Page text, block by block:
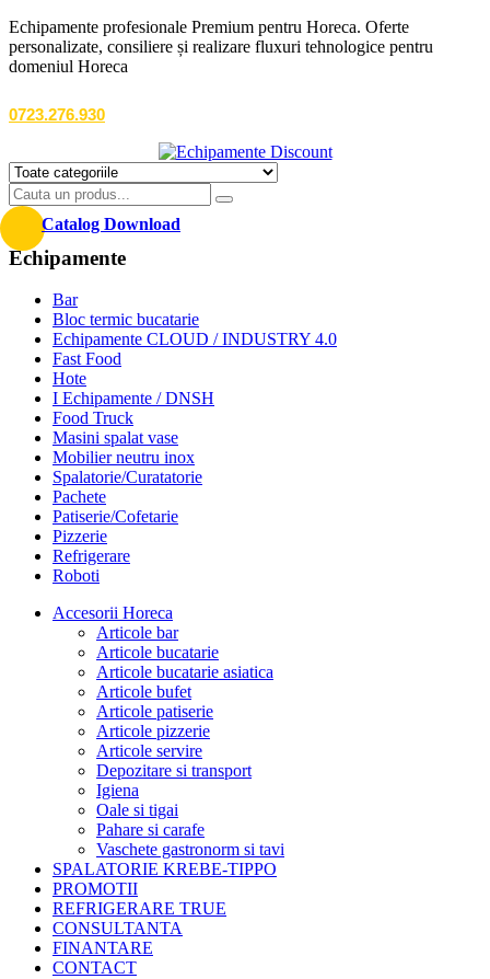
Echipamente profesionale Premium pentru Horeca. Oferte
personalizate, consiliere și realizare fluxuri tehnologice pentru
domeniul Horeca
0723.276.930
Catalog Download
Echipamente
Bar
Bloc termic bucatarie
Echipamente CLOUD / INDUSTRY 4.0
Fast Food
Hote
I Echipamente / DNSH
Food Truck
Masini spalat vase
Mobilier neutru inox
Spalatorie/Curatatorie
Pachete
Patiserie/Cofetarie
Pizzerie
Refrigerare
Roboti
Accesorii Horeca
Articole bar
Articole bucatarie
Articole bucatarie asiatica
Articole bufet
Articole patiserie
Articole pizzerie
Articole servire
Depozitare si transport
Igiena
Oale si tigai
Pahare si carafe
Vaschete gastronorm si tavi
SPALATORIE KREBE-TIPPO
PROMOTII
REFRIGERARE TRUE
CONSULTANTA
FINANTARE
CONTACT